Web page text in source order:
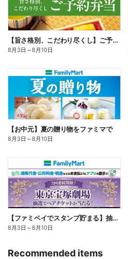
【旨さ格別、こだわり尽くし】ご予約弁当
8月3日 ～8月10日
【お中元】夏の贈り物をファミマで
8月3日 ～8月10日
【ファミペイでスタンプ貯まる】抽選でペアチケットが当たる!
8月3日 ～8月10日
Recommended items